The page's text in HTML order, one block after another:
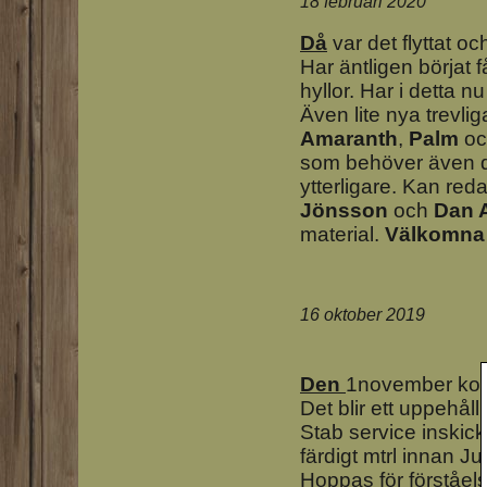
Då var det flyttat
Har äntligen börjat
hyllor. Har i detta
Även lite nya
Amaranth, Palm
som behöver även
ytterligare. Kan
Jönsson och Dan
material.
16 oktober 2019
Den 1november
Det blir ett uppehåll
Stab service
färdigt mtrl innan Jul.
Hoppas för